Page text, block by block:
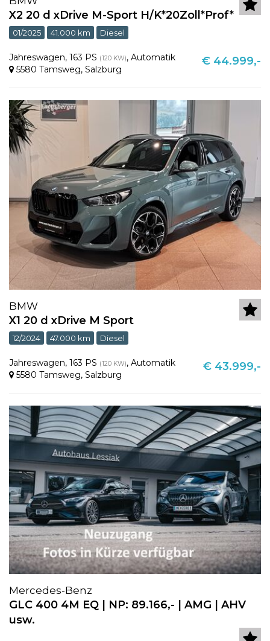
X2 20 d xDrive M-Sport H/K*20Zoll*Prof*
01/2025 41.000 km Diesel
Jahreswagen, 163 PS (120 KW), Automatik
5580 Tamsweg, Salzburg
€ 44.999,-
BMW
X1 20 d xDrive M Sport
12/2024 47.000 km Diesel
Jahreswagen, 163 PS (120 KW), Automatik
5580 Tamsweg, Salzburg
€ 43.999,-
Mercedes-Benz
GLC 400 4M EQ | NP: 89.166,- | AMG | AHV
usw.